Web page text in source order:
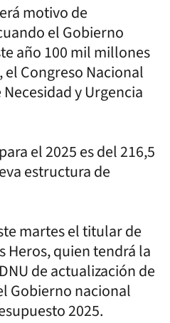
motivo de
el Gobierno
año 100 mil millones
Congreso Nacional
y Urgencia
el 2025 es del 216,5
estructura de
martes el titular de
Heros, quien tendrá la
de actualización de
Gobierno nacional
2025.